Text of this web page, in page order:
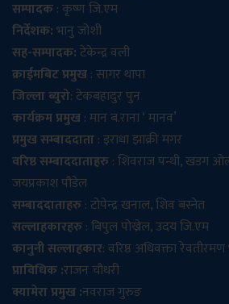
सम्पादक: कृष्ण जि.एम
निर्देशक:भानु जोशी
सह-सम्पादक:टेकेन्द्र वली
क्राईमबिट प्रमुख: सागर थापा
जिल्ला ब्युरो: टेकबहादुर पुन
कार्यक्रम प्रमुख: मान ब.राना ‘ मानव’
प्रमुख सम्बाददाता: इराधा झाक्री मगर
वरिष्ठ सम्बाददाताहरु: शिवराज पन्थी, खडग
जयप्रकाश पौडेल
सम्बाददाताहरु: टोपेन्द्र खनाल, शिव बस्नेत
सल्लाहकारहरु: बिपुल पोख्रेल, उदय जि.एम
कानुनी सल्लाहकार: वरिष्ठ अधिवक्ता रेवतीरमण
प्राविधिक :राजन चौधरी
क्यामेरा प्रमुख :नवराज गुरुङ